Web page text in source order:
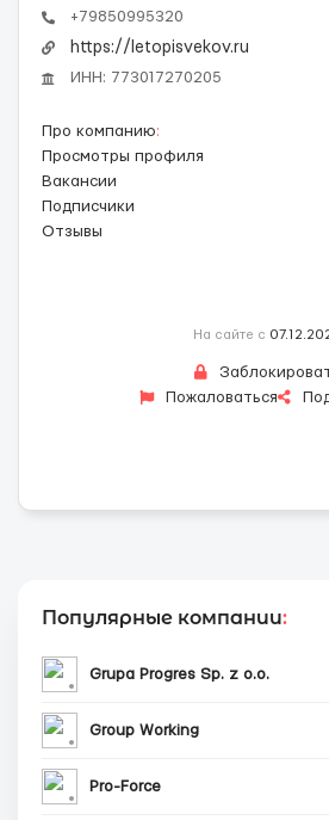
+79850995320
https://letopisvekov.ru
ИНН: 773017270205
Про компанию:
Просмотры профиля
Вакансии
Подписчики
Отзывы
На сайте с
Пожаловаться
Популярные компании:
Grupa Progres Sp. z o.o.
Group Working
Pro-Force